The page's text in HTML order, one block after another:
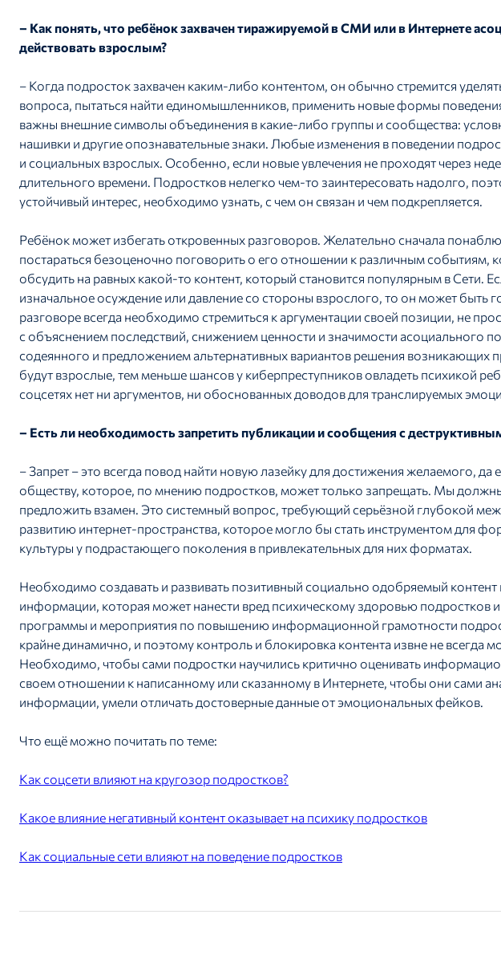
– Как понять, что ребёнок захвачен тиражируемой в СМИ или в Интернете
действовать взрослым?
– Когда подросток захвачен каким-либо контентом, он обычно стремится
вопроса, пытаться найти единомышленников, применить новые формы
важны внешние символы объединения в какие-либо группы и сообщества:
нашивки и другие опознавательные знаки. Любые изменения в поведении
и социальных взрослых. Особенно, если новые увлечения не проходят через
длительного времени. Подростков нелегко чем-то заинтересовать надолго,
устойчивый интерес, необходимо узнать, с чем он связан и чем подкрепляется.
Ребёнок может избегать откровенных разговоров. Желательно сначала
постараться безоценочно поговорить о его отношении к различным событиям,
обсудить на равных какой-то контент, который становится популярным в Сети.
изначальное осуждение или давление со стороны взрослого, то он может быть
разговоре всегда необходимо стремиться к аргументации своей позиции, не
с объяснением последствий, снижением ценности и значимости асоциального
содеянного и предложением альтернативных вариантов решения возникающих
будут взрослые, тем меньше шансов у киберпреступников овладеть психикой
соцсетях нет ни аргументов, ни обоснованных доводов для транслируемых
– Есть ли необходимость запретить публикации и сообщения с
– Запрет – это всегда повод найти новую лазейку для достижения желаемого, да
обществу, которое, по мнению подростков, может только запрещать. Мы
предложить взамен. Это системный вопрос, требующий серьёзной глубокой
развитию интернет-пространства, которое могло бы стать инструментом для
культуры у подрастающего поколения в привлекательных для них форматах.
Необходимо создавать и развивать позитивный социально одобряемый
информации, которая может нанести вред психическому здоровью подростков
программы и мероприятия по повышению информационной грамотности
крайне динамично, и поэтому контроль и блокировка контента извне не всегда
Необходимо, чтобы сами подростки научились критично оценивать
своем отношении к написанному или сказанному в Интернете, чтобы они сами
информации, умели отличать достоверные данные от эмоциональных фейков.
Что ещё можно почитать по теме:
Как соцсети влияют на кругозор подростков?
Какое влияние негативный контент оказывает на психику подростков
Как социальные сети влияют на поведение подростков